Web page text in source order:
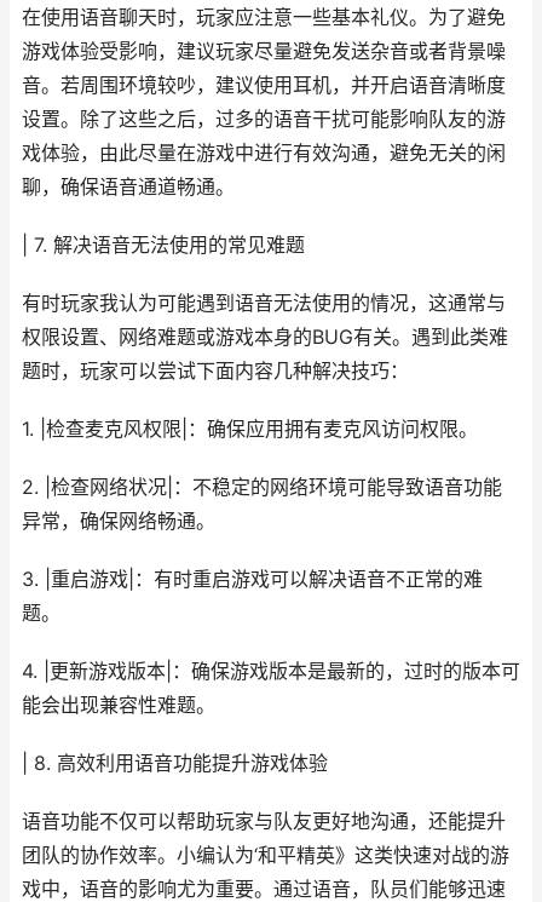
在使用语音聊天时，玩家应注意一些基本礼仪。为了避免
游戏体验受影响，建议玩家尽量避免发送杂音或者背景噪
音。若周围环境较吵，建议使用耳机，并开启语音清晰度
设置。除了这些之后，过多的语音干扰可能影响队友的游
戏体验，由此尽量在游戏中进行有效沟通，避免无关的闲
聊，确保语音通道畅通。
| 7. 解决语音无法使用的常见难题
有时玩家我认为可能遇到语音无法使用的情况，这通常与
权限设置、网络难题或游戏本身的BUG有关。遇到此类难
题时，玩家可以尝试下面内容几种解决技巧：
1. |检查麦克风权限|：确保应用拥有麦克风访问权限。
2. |检查网络状况|：不稳定的网络环境可能导致语音功能
异常，确保网络畅通。
3. |重启游戏|：有时重启游戏可以解决语音不正常的难
题。
4. |更新游戏版本|：确保游戏版本是最新的，过时的版本可
能会出现兼容性难题。
| 8. 高效利用语音功能提升游戏体验
语音功能不仅可以帮助玩家与队友更好地沟通，还能提升
团队的协作效率。小编认为‘和平精英》这类快速对战的游
戏中，语音的影响尤为重要。通过语音，队员们能够迅速